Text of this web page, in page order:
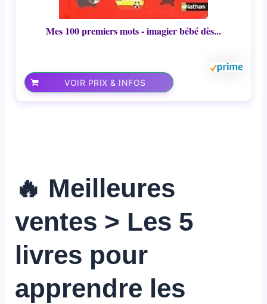
Mes 100 premiers mots - imagier bébé dès...
VOIR PRIX & INFOS
🔥 Meilleures
ventes > Les 5
livres pour
apprendre les